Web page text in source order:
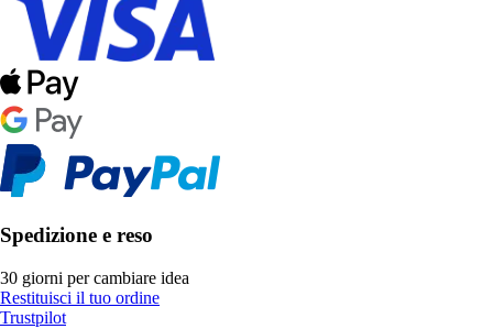
Spedizione e reso
30 giorni per cambiare idea
Restituisci il tuo ordine
Trustpilot